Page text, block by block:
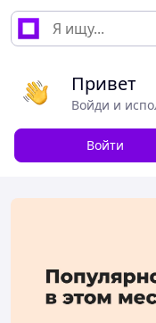
Привет
Войди и
Войти